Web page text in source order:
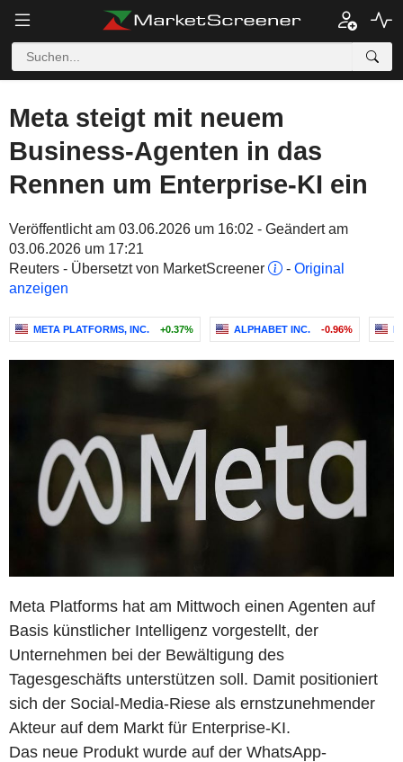
Meta steigt mit neuem
Business-Agenten in das
Rennen um Enterprise-KI ein
Veröffentlicht am 03.06.2026 um 16:02 - Geändert am
03.06.2026 um 17:21
Reuters - Übersetzt von MarketScreener
- Original
anzeigen
META PLATFORMS, INC. +0.37% ALPHABET INC. -0.96%
Meta Platforms hat am Mittwoch einen Agenten auf
Basis künstlicher Intelligenz vorgestellt, der
Unternehmen bei der Bewältigung des
Tagesgeschäfts unterstützen soll. Damit positioniert
sich der Social-Media-Riese als ernstzunehmender
Akteur auf dem Markt für Enterprise-KI.
Das neue Produkt wurde auf der WhatsApp-